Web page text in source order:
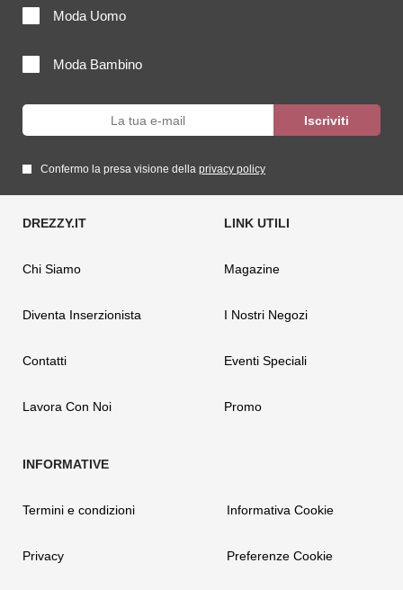
Moda Uomo
Moda Bambino
Confermo la presa visione della privacy policy
Chi Siamo
Diventa Inserzionista
Contatti
Lavora Con Noi
Magazine
I Nostri Negozi
Eventi Speciali
Promo
Termini e condizioni
Privacy
Informativa Cookie
Preferenze Cookie